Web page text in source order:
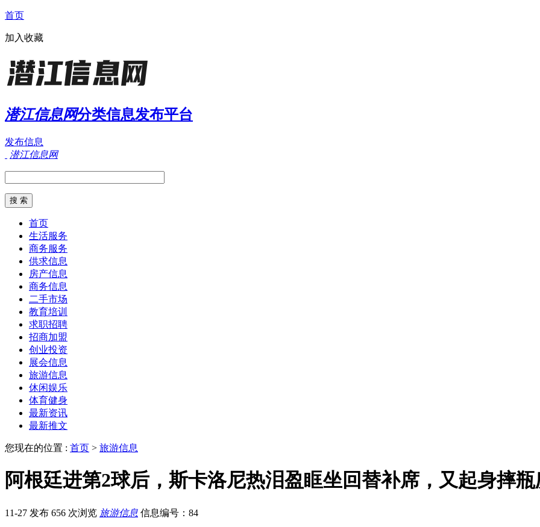
首页
加入收藏
潜江信息网分类信息发布平台
发布信息
潜江信息网
首页
生活服务
商务服务
供求信息
房产信息
商务信息
二手市场
教育培训
求职招聘
招商加盟
创业投资
展会信息
旅游信息
休闲娱乐
体育健身
最新资讯
最新推文
您现在的位置 : 首页 > 旅游信息
阿根廷进第2球后，斯卡洛尼热泪盈眶坐回替补席，又起身摔
11-27 发布 656 次浏览 旅游信息 信息编号：84